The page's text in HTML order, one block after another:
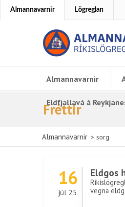
Almannavarnir Lögreglan
Almannavarnir
Eldfjallavá á
Fréttir
Almannavarnir > sorg
16
júl 25
Eldgos
vegna